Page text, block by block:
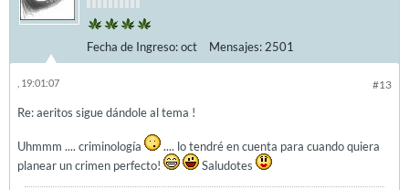
Fecha de Ingreso:oct Mensajes: 2501
#13
, 19:01:07
Re: aeritos sigue dándole al tema !
Uhmmm .... criminología
.... lo tendré en cuenta para cuando quiera
planear un crimen perfecto!
Saludotes